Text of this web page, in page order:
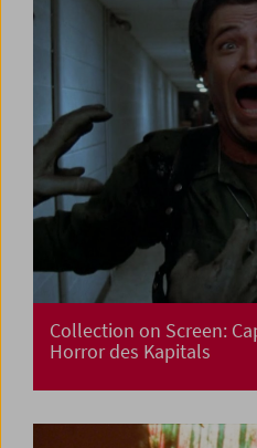
Collection on Screen:
Horror des Kapitals